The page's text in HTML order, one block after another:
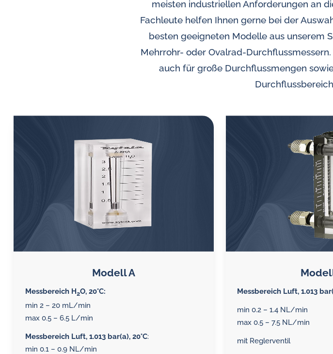
Induktive Alarmgeber für
Ölanalysator
Induktive
für
Geräte für Luftprobenahme
meisten industriellen Anforderungen an
Fachleute helfen Ihnen gerne bei der
besten geeigneten Modelle aus unserem
Mehrrohr- oder Ovalrad-
auch für große Durchflussmengen
Modell A
Messbereich H2O, 20°C:
min 2 – 20 mL/min
max 0.5 – 6.5 L/min
Messbereich Luft, 1.013 bar(a), 20°C:
min 0.1 – 0.9 NL/min
Messbereich Luft, 1.013
min 0.2 – 1.4 NL/min
max 0.5 – 7.5 NL/min
mit Reglerventil